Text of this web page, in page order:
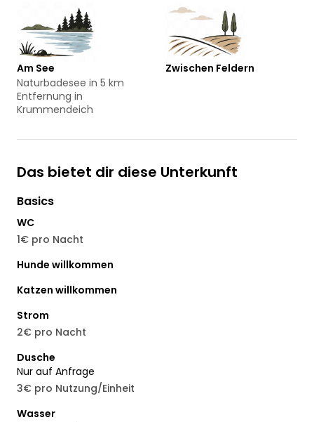
Am See
Naturbadesee in 5 km
Entfernung in
Krummendeich
Zwischen Feldern
Das bietet dir diese Unterkunft
Basics
WC
1€ pro Nacht
Hunde willkommen
Katzen willkommen
Strom
2€ pro Nacht
Dusche
Nur auf Anfrage
3€ pro Nutzung/Einheit
Wasser